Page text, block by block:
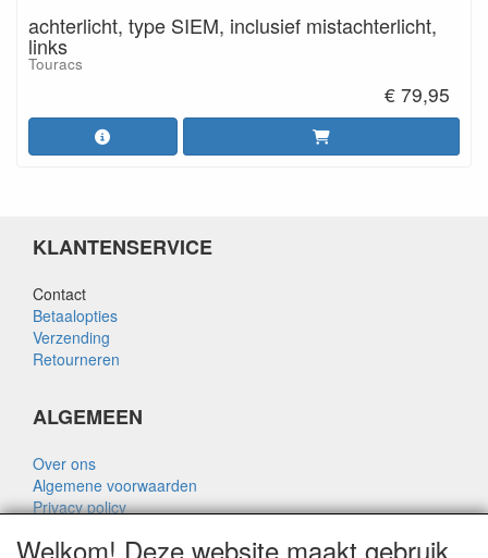
achterlicht, type SIEM, inclusief mistachterlicht,
links
Touracs
€ 79,95
KLANTENSERVICE
Contact
Betaalopties
Verzending
Retourneren
ALGEMEEN
Over ons
Algemene voorwaarden
Privacy policy
Over Rik Thijssen
Welkom! Deze website maakt gebruik